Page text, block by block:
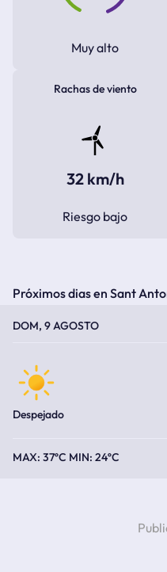
Muy alto
Rachas de viento
32 km/h
Riesgo bajo
Próximos dias en Sant
DOM, 9 AGOSTO
Despejado
37ºC 24ºC